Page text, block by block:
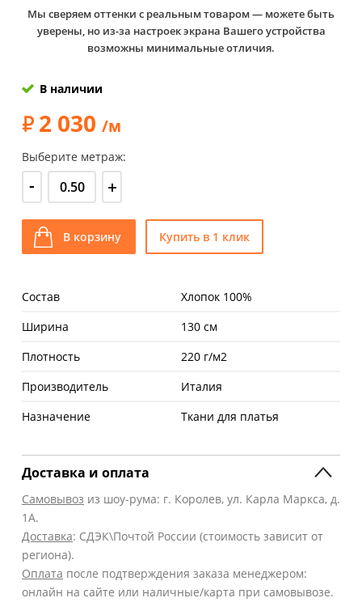
Мы сверяем оттенки с реальным товаром — можете быть
уверены, но из-за настроек экрана Вашего устройства
возможны минимальные отличия.
В наличии
2 030 /м
Выберите метраж:
- +
В корзину Купить в 1 клик
Состав
Хлопок 100%
Ширина
130 см
Плотность
220 г/м2
Производитель
Италия
Назначение
Ткани для платья
Доставка и оплата
Самовывоз из шоу-рума: г. Королев, ул. Карла Маркса, д.
1А.
Доставка: СДЭК\Почтой России (стоимость зависит от
региона).
Оплата после подтверждения заказа менеджером:
онлайн на сайте или наличные/карта при самовывозе.